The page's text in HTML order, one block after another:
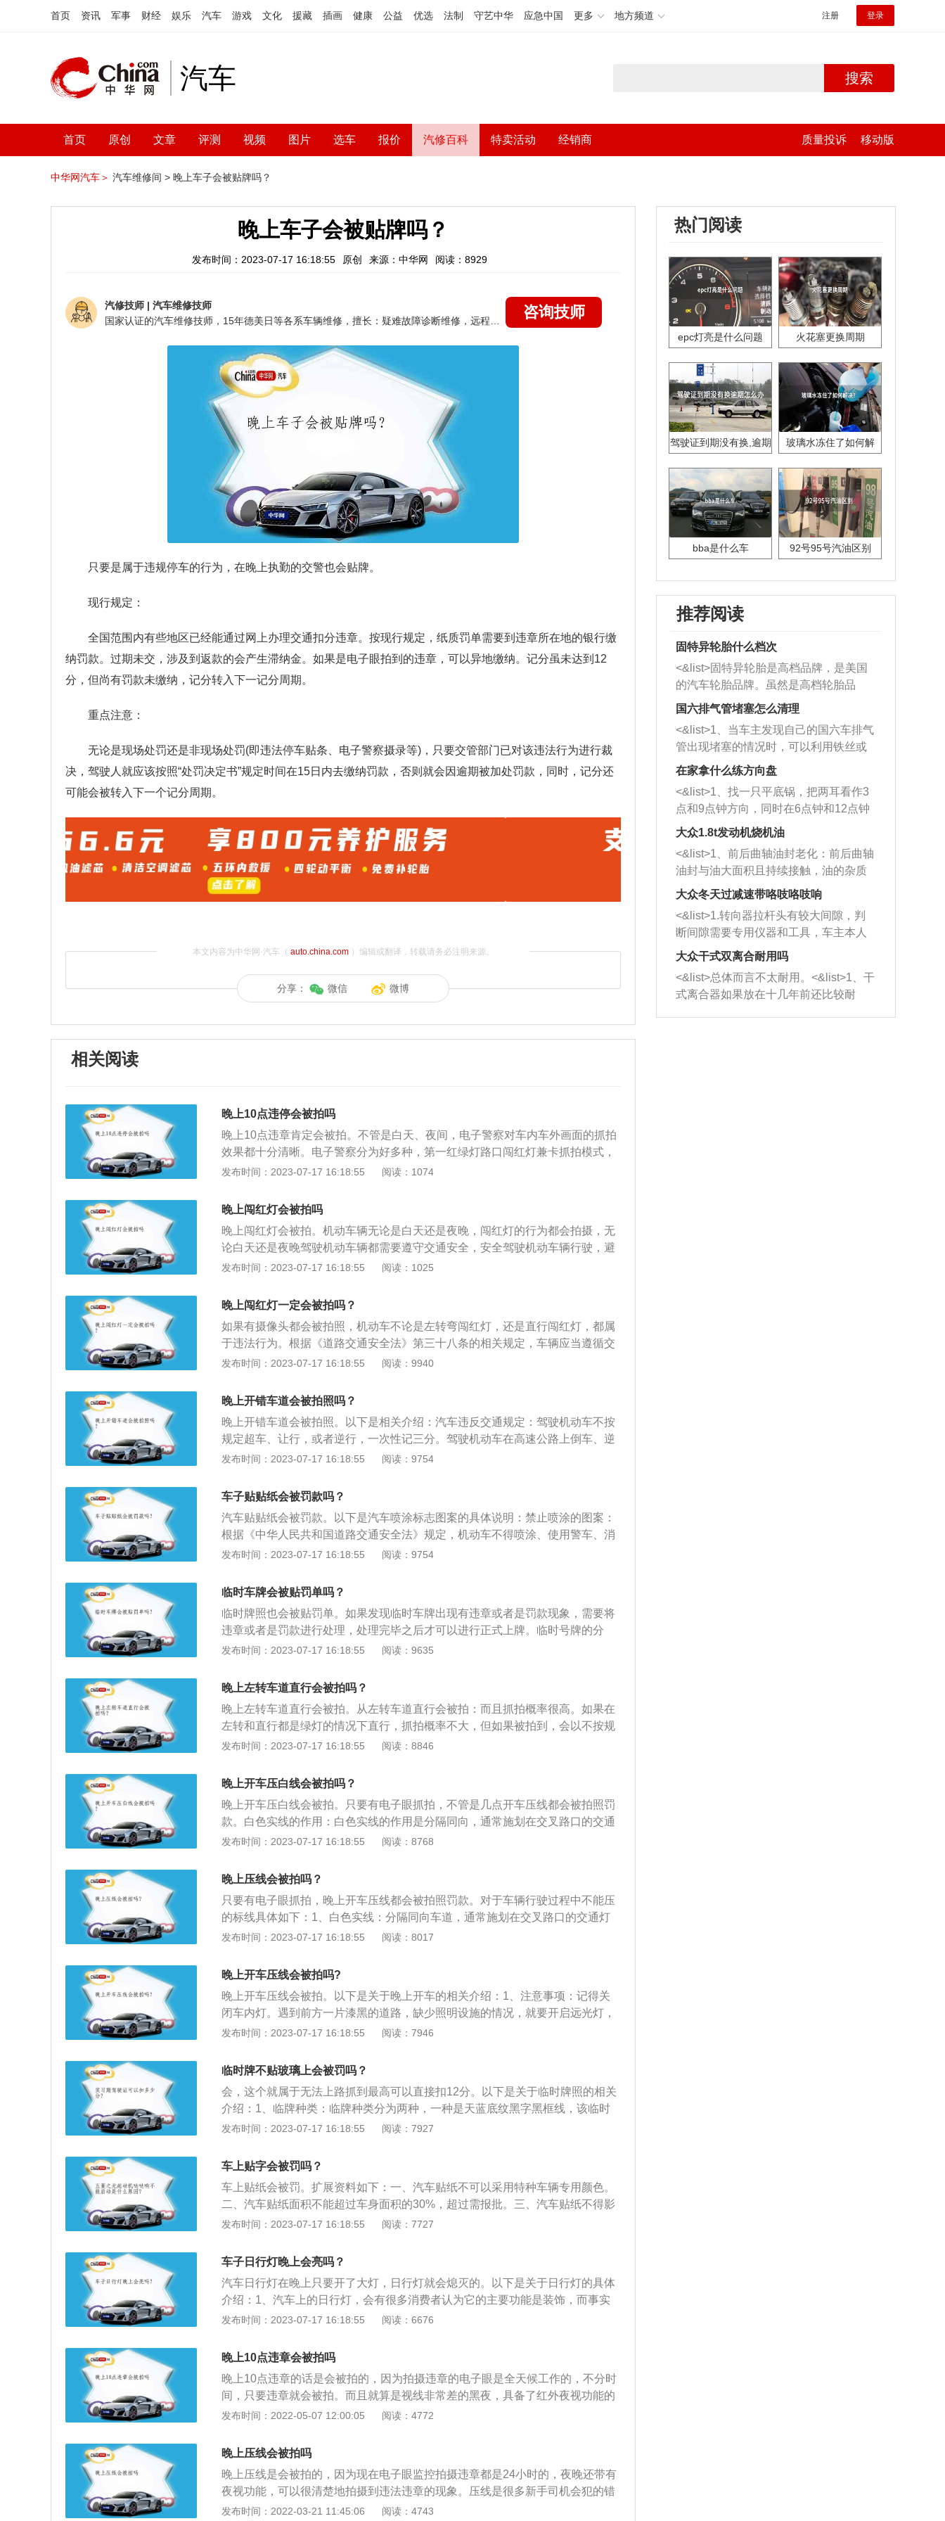
首页 资讯 军事 财经 娱乐 汽车 游戏 文化 援藏 插画 健康 公益 优选 法制 守艺中华 应急中国 更多 地方频道 注册 登录
汽车 搜索
首页 原创 文章 评测 视频 图片 选车 报价 汽修百科 特卖活动 经销商 质量投诉 移动版
中华网汽车＞ 汽车维修间 > 晚上车子会被贴牌吗？
晚上车子会被贴牌吗？
发布时间：2023-07-17 16:18:55 原创 来源：中华网 阅读：8929
汽修技师 | 汽车维修技师
咨询技师
只要是属于违规停车的行为，在晚上执勤的交警也会贴牌。
现行规定：
全国范围内有些地区已经能通过网上办理交通扣分违章。按现行规定，纸质罚单需要到违章所在地的银行缴
纳罚款。过期未交，涉及到返款的会产生滞纳金。如果是电子眼拍到的违章，可以异地缴纳。记分虽未达到12
分，但尚有罚款未缴纳，记分转入下一记分周期。
重点注意：
无论是现场处罚还是非现场处罚(即违法停车贴条、电子警察摄录等)，只要交管部门已对该违法行为进行裁
决，驾驶人就应该按照“处罚决定书”规定时间在15日内去缴纳罚款，否则就会因逾期被加处罚款，同时，记分还
可能会被转入下一个记分周期。
本文内容为中华网·汽车（ auto.china.com）编辑或翻译，转载请务必注明来源。
分享： 微信 微博
相关阅读
晚上10点违停会被拍吗
晚上10点违章肯定会被拍。不管是白天、夜间，电子警察对车内车外画面的抓拍
效果都十分清晰。电子警察分为好多种，第一红绿灯路口闯红灯兼卡抓拍模式，
这种方式一天24小时不间断抓拍的。第二单行道路段抓拍，此模式一般是晚上2
技术捕获交通违法或交通事故，利用网络将采集的信息传回公安部门进行分析处
理，并以此为证据对肇事者进行处罚，以减少事故发生、辅助交警工作的方法。
电子眼采用感应线来感应路面上的汽车传来的压力，通过传感器将信号采集到中
央处理器，送寄存器暂存（该数据在一个红灯周期内有效）。路边停车请注意以
下几点：1、在有电子眼监控的路段违章停车，会被摄像头拍下记录下来。2、在
3、没有电子监控的路段违停主要靠交警来监管，尽量还是找允许停车的位置停
车。
发布时间：2023-07-17 16:18:55 阅读：1074
晚上闯红灯会被拍吗
晚上闯红灯会被拍。机动车辆无论是白天还是夜晚，闯红灯的行为都会拍摄，无
论白天还是夜晚驾驶机动车辆都需要遵守交通安全，安全驾驶机动车辆行驶，避
免自身以及其他人和车辆受到伤害。闯红灯拍摄系统的特点：车辆捕获率百分之
十以上；晚上依然能清楚拍摄到车辆闯红灯，晚上闯红灯被拍没哟概率可言，只
要是有违章动作就会被记录上传到交警系统。当管理中心收到电子眼拍摄到的照
片时，将拍摄到的车牌号码信息与车辆登记信息进行核对，可以发出违章处罚短
信。行人、乘车人、非机动车驾驶人违反道路交通安全法律、根据《中华人民共
和国道路交通安全法》第八十九条规定，处警告或者五元以上五十元以下罚款；
意的是，只要在路口装有监控，是24小时全天候监控，自动拍照取证，当前的监
控技术拥有红外夜视功能，并且补装闪光灯，即使遮蔽的更加隐藏，在违章监控
下依然原形毕露。最快知道自己是否闯红灯了的方法就是查看行车记录仪，闯红
线的三张照片都具备了，就会判定为闯红灯。如果在行车记录仪上不能清楚判定
闯红灯被拍了。
发布时间：2023-07-17 16:18:55 阅读：1025
晚上闯红灯一定会被拍吗？
如果有摄像头都会被拍照，机动车不论是左转弯闯红灯，还是直行闯红灯，都属
于违法行为。根据《道路交通安全法》第三十八条的相关规定，车辆应当遵循交
通信号，包括交通信号灯、交通标志、交通标线和交通警察的指挥。如果左转灯
该闯红灯来处罚。依据以下几点可避免闯红灯：先看箭头灯，再看圆形灯：现在
存在两种指示灯，一种是箭头红绿灯，一种是圆形指示红绿灯。那么在有箭头灯
的情况下，先看箭头灯然后再看圆形灯驾驶车辆可避免闯红灯。需注意：遇到圆
盘信号红灯时，可以右转；遇到箭头信号灯，右转箭头是红灯时，不能右转，否
则按照闯红灯处罚。及时刹车：当红灯亮起时，车头不要越过停车线。如果前轮
线时，信号灯变红，禁止通过路口，等绿灯后再通行。看准绿灯秒数是否前行：
绿灯闪烁的时候，如果有秒数，按照秒数可自行判断；如果没有秒数，那么车距
离路口较近，且当时车速较快时，可通过，避免因刹车不及时闯红灯；如果车速
法实施条例》第三十八条机动车信号灯和非机动车信号灯表示：绿灯亮时，准许
越过停止线的车辆可以继续通行。红灯亮时，禁止车辆通行。在未设置非机动车
信号灯和人行横道信号灯的路口，非机动车和行人应当按照机动车信号灯的表示
通行。红灯亮时，右转弯的车辆在不妨碍被放行的车辆、行人通行的情况下，可
以通行。遇到以下情况闯红灯不违法：避让特殊车辆：避让救护车、消防车等特
的行为记录在案。即使记录，可去交警部门申请复议。极端天气：能见度很低，
连电子警察都看不清楚红绿灯的情况下。拍摄违法证据的照片会存在模糊之类的
问题，误闯红灯，交警不会给与处罚。紧急情况：送急症患者去医院，一路上肯
定会闯很多的红灯，12分根本不够。公民将急症患者送到后，拿医院提供的证
明，或被救助者提供的证明，到交管局民警处进行核实，确认无误后，可对违章
指挥：在上下班高峰期的时候，在一些重要路口会有交警临时指挥交通。驾驶员
需根据交警的手势驾驶。交警部门表示，《中华人民共和国道路交通安全法实施
条例》规定，路口黄灯闪烁时，已经越过停止线的车辆可以继续通行。如果黄灯
发布时间：2023-07-17 16:18:55 阅读：9940
晚上开错车道会被拍照吗？
晚上开错车道会被拍照。以下是相关介绍：汽车违反交通规定：驾驶机动车不按
规定超车、让行，或者逆行，一次性记三分。驾驶机动车在高速公路上倒车、逆
行、穿越中央分隔带掉头，一次记12分。汽车驾驶注意事项：每天出发前检查车
胎压。严防疲劳驾驶。长途驾驶，首先应该避免疲劳驾驶。疲劳驾驶是造成意外
的主要原因之一。
发布时间：2023-07-17 16:18:55 阅读：9754
车子贴贴纸会被罚款吗？
汽车贴贴纸会被罚款。以下是汽车喷涂标志图案的具体说明：禁止喷涂的图案：
根据《中华人民共和国道路交通安全法》规定，机动车不得喷涂、使用警车、消
防车、救护车、工程救险车车辆专用的或者与其相类似的标志图案。喷涂要求：
需向交管部门申请备案。如果车身贴纸不符合上述规定，不可以过年检，同时还
将会面临罚款。
发布时间：2023-07-17 16:18:55 阅读：9754
临时车牌会被贴罚单吗？
临时牌照也会被贴罚单。如果发现临时车牌出现有违章或者是罚款现象，需要将
违章或者是罚款进行处理，处理完毕之后才可以进行正式上牌。临时号牌的分
类：第1种临时号牌是行政区域内临时号牌，第2种临时号牌是跨行政区域临时号
临时号牌使用的注意事项：在使用过程当中需要粘贴在机动车辆的前挡风玻璃上
和后挡风玻璃上，使用临时号牌需要注意号牌上的使用时间以及使用地点，避免
号牌出现过期，造成违章违法行为的出现。
发布时间：2023-07-17 16:18:55 阅读：9635
晚上左转车道直行会被拍吗？
晚上左转车道直行会被拍。从左转车道直行会被拍：而且抓拍概率很高。如果在
左转和直行都是绿灯的情况下直行，抓拍概率不大，但如果被拍到，会以不按规
定方向行驶处罚，罚款扣分，如果在直行绿灯，左转红灯的情况下直行，抓拍概
良、无法看清道路前方情况时应做到减速、鸣喇叭、靠右行。即汽车在接近弯道
时，适当降低车速，鸣喇叭，靠道路的右侧行驶。左转弯转大弯，留出对方行车
车道，右转弯转小弯，留出非机动车道。根据弯道情况确定转向时机和速度，并
做好随时减速或停车的准备。转弯时车速要慢：以免因离心力过大造成汽车侧滑
或侧翻。若发生侧滑，应立即放松加速踏板，必要时将转向盘向后轮侧滑的一侧
发布时间：2023-07-17 16:18:55 阅读：8846
晚上开车压白线会被拍吗？
晚上开车压白线会被拍。只要有电子眼抓拍，不管是几点开车压线都会被拍照罚
款。白色实线的作用：白色实线的作用是分隔同向，通常施划在交叉路口的交通
灯前。不少人开车压线违章被拍，压的基本上就是这种标线。单黄实线的作用：
只有一条车道或一条机动车道和一条非机动车、有其他危险需要禁止超车的路
发布时间：2023-07-17 16:18:55 阅读：8768
晚上压线会被拍吗？
只要有电子眼抓拍，晚上开车压线都会被拍照罚款。对于车辆行驶过程中不能压
的标线具体如下：1、白色实线：分隔同向车道，通常施划在交叉路口的交通灯
前。不少人开车压线违章被拍，压的就是这种标线。2、单黄实线：禁止双方向
条非机动车道路、有其他危险需要禁止超车的路段。3、双黄实线：禁止双方向
车辆越线或压线行驶。双黄实线施划于单方向有两条或两条以上机动车道，而且
没有设置实体中央分隔带的道路上。4、黄色虚实线：通常施划在桥梁前后及允
许掉头的路段，也能起到分隔双方向车道的作用。黄色实线一侧禁止车辆越线或
压线行驶，虚线一侧准许车辆暂时越线或转弯。5、禁停网格线：施划于易发生
何车辆在禁停网格线上停车(包括停车等候交通灯)，都属于违章行为。
发布时间：2023-07-17 16:18:55 阅读：8017
晚上开车压线会被拍吗?
晚上开车压线会被拍。以下是关于晚上开车的相关介绍：1、注意事项：记得关
闭车内灯。遇到前方一片漆黑的道路，缺少照明设施的情况，就要开启远光灯，
因为远光灯的高度比近光灯要高，所以能够把很远很高的物体照亮。2、灯光使
需要减速并交替使用远、近光灯示意。遇到会车时，如果之前是近光灯，那么就
不用处理灯光；如果之前开启了远光灯，应提前变换为近光灯。
发布时间：2023-07-17 16:18:55 阅读：7946
临时牌不贴玻璃上会被罚吗？
会，这个就属于无法上路抓到最高可以直接扣12分。以下是关于临时牌照的相关
介绍：1、临牌种类：临牌种类分为两种，一种是天蓝底纹黑字黑框线，该临时
牌照有效期为15天；另一种是棕黄底纹黑字黑框线，有效期为30天。2、临牌贴
线最佳；如果有两张临时牌照，一张贴前挡风玻璃，另外一张应贴在车内后挡风
玻璃左下角。
发布时间：2023-07-17 16:18:55 阅读：7927
车上贴字会被罚吗？
车上贴纸会被罚。扩展资料如下：一、汽车贴纸不可以采用特种车辆专用颜色。
二、汽车贴纸面积不能超过车身面积的30%，超过需报批。三、汽车贴纸不得影
响安全驾驶，内容须健康向上。四、汽车车贴是一种非常常见的汽车装饰品，只
消防专用红色，工程抢险专用黄色，国家行政执法专用的上白下蓝颜色及搭配，
属于特种车专用颜色，普通车辆不能使用。
发布时间：2023-07-17 16:18:55 阅读：7727
车子日行灯晚上会亮吗？
汽车日行灯在晚上只要开了大灯，日行灯就会熄灭的。以下是关于日行灯的具体
介绍：1、汽车上的日行灯，会有很多消费者认为它的主要功能是装饰，而事实
上，这种配置对行车安全起到很大的作用；2、日间行车期间可以提供车辆的辨
祸死亡的几率；3、上述数据仅限于国外一些雾多的气候环境。在国内，还是有
很多的人把它当作装饰用品。
发布时间：2023-07-17 16:18:55 阅读：6676
晚上10点违章会被拍吗
晚上10点违章的话是会被拍的，因为拍摄违章的电子眼是全天候工作的，不分时
间，只要违章就会被拍。而且就算是视线非常差的黑夜，具备了红外夜视功能的
电子眼也可以很清楚地拍摄到车牌号还有车内人员的面孔。如果不清楚自己是否
章记录了，而且也不用亲自到车管所去交罚款，现在在网上就可以交罚款了。目
前“交管12123”有五块板块的功能，分别是机动车的14项细分业务，驾驶证的16
项细分业务，违法处理和罚款缴纳业务，事故的处理业务还有一键挪车、出行导
航的其他业务。
发布时间：2022-05-07 12:00:05 阅读：4772
晚上压线会被拍吗
晚上压线是会被拍的，因为现在电子眼监控拍摄违章都是24小时的，夜晚还带有
夜视功能，可以很清楚地拍摄到违法违章的现象。压线是很多新手司机会犯的错
误，一旦压线就要受到罚款扣分的处罚，很多交的标线都是不可以被压到的，大
发布时间：2022-03-21 11:45:06 阅读：4743
热门阅读
epc灯亮是什么问题 火花塞更换周期
驾驶证到期没有换,逾期
玻璃水冻住了如何解
bba是什么车 92号95号汽油区别
推荐阅读
固特异轮胎什么档次
<&list>固特异轮胎是高档品牌，是美国
的汽车轮胎品牌。虽然是高档轮胎品
牌，但是中高低端的轮胎都有生产，这
也是为了更好的开拓市场。
国六排气管堵塞怎么清理
<&list>1、当车主发现自己的国六车排气
管出现堵塞的情况时，可以利用铁丝或
者是细棍，直接将杂物给取出来，如果
堵塞情况比较严重，也可以采取应急措
施。 <&list>2、直接利用木棍将所有的
杂物推到排气管里面的位置处，然后将
三元催化器拆解开，就可以将堵塞的东
西取出来。但如果是因为积碳过多引起
的堵塞，就需要将三元催化器泡在草酸
洗剂对堵塞的情况得到解决，将清洗剂
放在燃油箱中，与燃油混合后，车辆启
动时，就可以和汽油一起进入到燃烧
室，最后形成废气排出，就可以让三元
催化器得到清洗，排气管堵塞的情况就
能够得到解决。
在家拿什么练方向盘
<&list>1、找一只平底锅，把两耳看作3
点和9点钟方向，同时在6点钟和12点钟
方向做一个标记。 <&list>2、双手握住
一圈半的练习，往右同样也要打相同的
圈数。 <&list>3、最后强调要反复练
习，这样就可以形成肌肉记忆，在真实
驾驶车辆时，不需要记忆也能打好方
向。
大众1.8t发动机烧机油
<&list>1、前后曲轴油封老化：前后曲轴
油封与油大面积且持续接触，油的杂质
和发动机内持续温度变化使其密封效果
逐渐减弱，导致渗油或漏油。<&list>2、
活塞间隙过大：积碳会使活塞环与缸体
的间隙扩大，导致机油流入燃烧室中，
造成烧机油。<&list>3、机油粘度。使用
机油粘度过小的话，同样会有烧机油现
象，机油粘度过小具有很好的流动性，
大众冬天过减速带咯吱咯吱响
<&list>1.转向器拉杆头有较大间隙，判
断间隙需要专用仪器和工具，车主本人
无法制作，需要将车辆送到修理厂或4s
店；<&list>2.车辆半轴套管防尘罩破
裂，破裂后会出现漏油现象，使半轴磨
损严重，磨损的半轴容易损坏，产生异
响；<&list>3.稳定器的转向胶套和球头
大众干式双离合耐用吗
<&list>总体而言不太耐用。<&list>1、干
式离合器如果放在十几年前还比较耐